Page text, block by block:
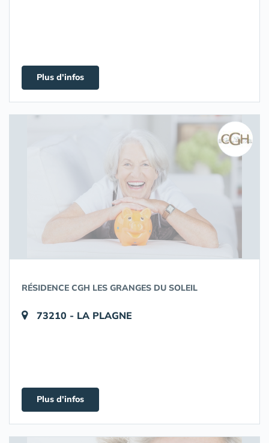
Plus d'infos
RÉSIDENCE CGH LES GRANGES DU SOLEIL
73210 - LA PLAGNE
Plus d'infos